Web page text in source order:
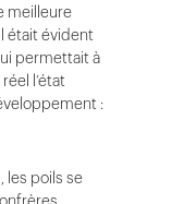
meilleure
était évident
permettait à
l’état
:
les poils se